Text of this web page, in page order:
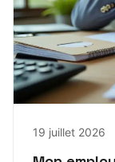
19 juillet 2026